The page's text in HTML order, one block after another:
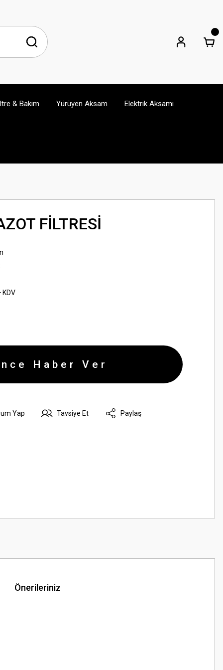
& Bakım Yürüyen Aksam Elektrik Aksamı
FİLTRESİ
KDV
Haber Ver
Yap Tavsiye Et Paylaş
Önerileriniz